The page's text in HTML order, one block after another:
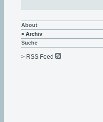
About
> Archiv
Suche
> RSS Feed